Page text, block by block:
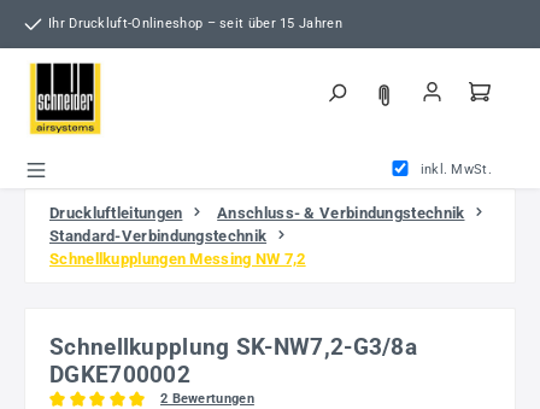
Zum Hauptinhalt springen
Ihr Druckluft-Onlineshop – seit über 15 Jahren
inkl. MwSt.
Druckluftleitungen
Anschluss- & Verbindungstechnik
Standard-Verbindungstechnik
Schnellkupplungen Messing NW 7,2
Schnellkupplung SK-NW7,2-G3/8a
DGKE700002
2 Bewertungen